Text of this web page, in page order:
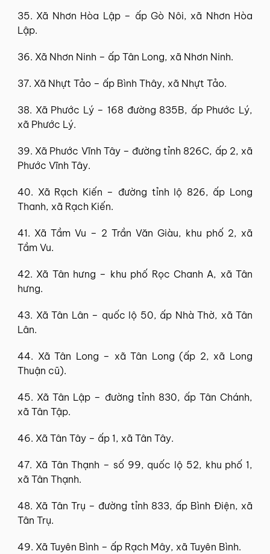
35. Xã Nhơn Hòa Lập – ấp Gò Nôi, xã Nhơn Hòa
Lập.
36. Xã Nhơn Ninh – ấp Tân Long, xã Nhơn Ninh.
37. Xã Nhựt Tảo – ấp Bình Thây, xã Nhựt Tảo.
38. Xã Phước Lý – 168 đường 835B, ấp Phước Lý,
xã Phước Lý.
39. Xã Phước Vĩnh Tây – đường tỉnh 826C, ấp 2, xã
Phước Vĩnh Tây.
40. Xã Rạch Kiến – đường tỉnh lộ 826, ấp Long
Thanh, xã Rạch Kiến.
41. Xã Tầm Vu – 2 Trần Văn Giàu, khu phố 2, xã
Tầm Vu.
42. Xã Tân hưng – khu phố Rọc Chanh A, xã Tân
hưng.
43. Xã Tân Lân – quốc lộ 50, ấp Nhà Thờ, xã Tân
Lân.
44. Xã Tân Long – xã Tân Long (ấp 2, xã Long
Thuận cũ).
45. Xã Tân Lập – đường tỉnh 830, ấp Tân Chánh,
xã Tân Tập.
46. Xã Tân Tây – ấp 1, xã Tân Tây.
47. Xã Tân Thạnh – số 99, quốc lộ 52, khu phố 1,
xã Tân Thạnh.
48. Xã Tân Trụ – đường tỉnh 833, ấp Bình Điện, xã
Tân Trụ.
49. Xã Tuyên Bình – ấp Rạch Mây, xã Tuyên Bình.